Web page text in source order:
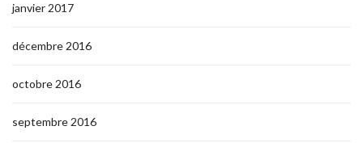
janvier 2017
décembre 2016
octobre 2016
septembre 2016